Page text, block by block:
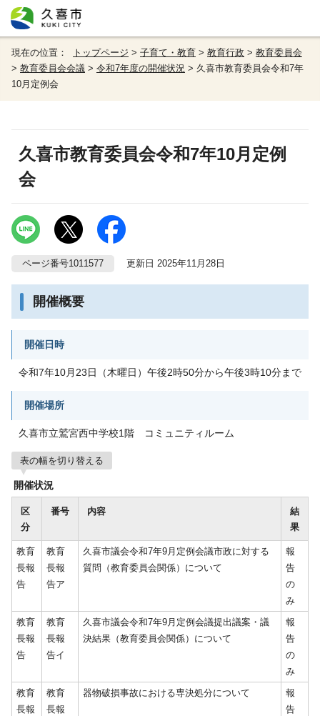
現在の位置： トップページ > 子育て・教育 > 教育行政 > 教育委員会
> 教育委員会会議 > 令和7年度の開催状況 > 久喜市教育委員会令和7年
10月定例会
久喜市教育委員会令和7年10月定例
会
ページ番号1011577 更新日 2025年11月28日
開催概要
開催日時
令和7年10月23日（木曜日）午後2時50分から午後3時10分まで
開催場所
久喜市立鷲宮西中学校1階 コミュニティルーム
表の幅を切り替える
開催状況
区
分
番号 内容
結
果
教育
長報
告
教育
長報
告ア
久喜市議会令和7年9月定例会議市政に対する
質問（教育委員会関係）について
報
告
の
み
教育
長報
告
教育
長報
告イ
久喜市議会令和7年9月定例会議提出議案・議
決結果（教育委員会関係）について
報
告
の
み
教育
長報
教育
長報
器物破損事故における専決処分について
報
告